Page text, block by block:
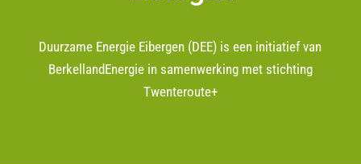
Duurzame Energie Eibergen (DEE) is een initiatief van
BerkellandEnergie in samenwerking met stichting
Twenteroute+